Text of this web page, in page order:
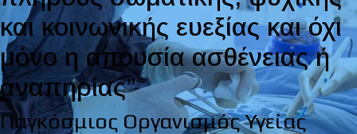
και κοινωνικής ευεξίας και όχι
μόνο η απουσία ασθένειας ή
αναπηρίας”
Παγκόσμιος Οργανισμός Υγείας